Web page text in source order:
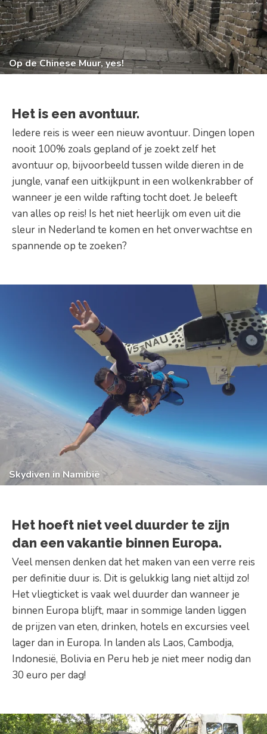
Op de Chinese Muur, yes!
Het is een avontuur.
Iedere reis is weer een nieuw avontuur. Dingen lopen
nooit 100% zoals gepland of je zoekt zelf het
avontuur op, bijvoorbeeld tussen wilde dieren in de
jungle, vanaf een uitkijkpunt in een wolkenkrabber of
wanneer je een wilde rafting tocht doet. Je beleeft
van alles op reis! Is het niet heerlijk om even uit die
sleur in Nederland te komen en het onverwachtse en
spannende op te zoeken?
Skydiven in Namibië
Het hoeft niet veel duurder te zijn
dan een vakantie binnen Europa.
Veel mensen denken dat het maken van een verre reis
per definitie duur is. Dit is gelukkig lang niet altijd zo!
Het vliegticket is vaak wel duurder dan wanneer je
binnen Europa blijft, maar in sommige landen liggen
de prijzen van eten, drinken, hotels en excursies veel
lager dan in Europa. In landen als Laos, Cambodja,
Indonesië, Bolivia en Peru heb je niet meer nodig dan
30 euro per dag!